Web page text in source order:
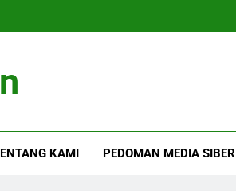
KAMI PEDOMAN MEDIA SIBER